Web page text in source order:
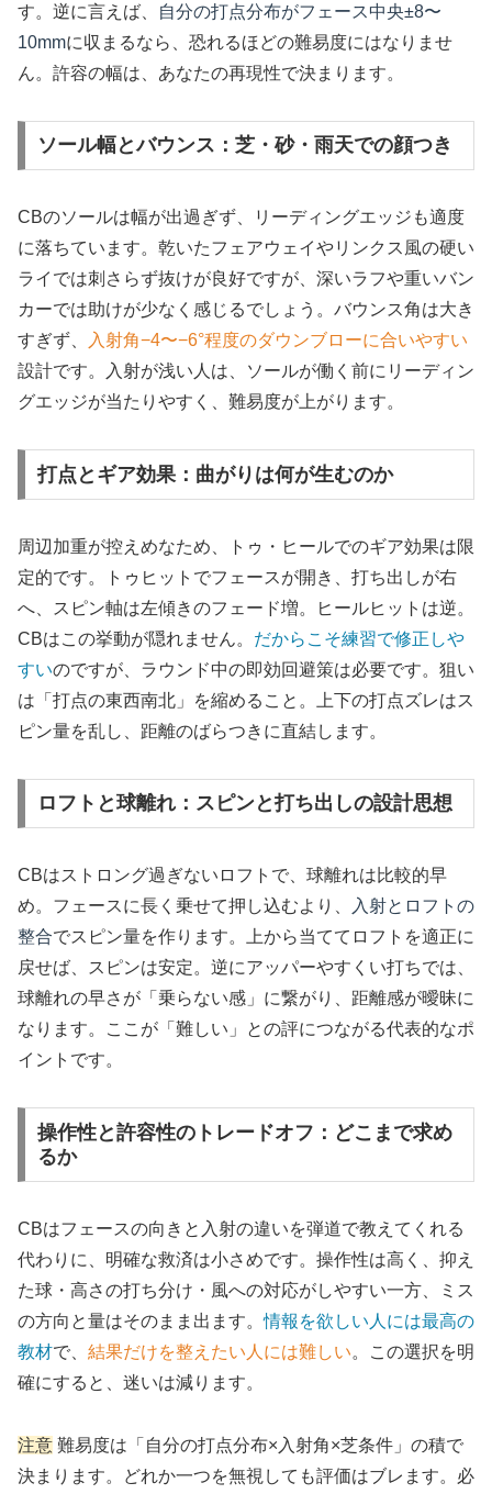
す。逆に言えば、
自分の打点分布がフェース中央±8〜
10mmに収まるなら、恐れるほどの難易度にはなりませ
ん。許容の幅は、あなたの再現性で決まります。
ソール幅とバウンス：芝・砂・雨天での顔つき
CBのソールは幅が出過ぎず、リーディングエッジも適度
に落ちています。乾いたフェアウェイやリンクス風の硬い
ライでは刺さらず抜けが良好ですが、深いラフや重いバン
カーでは助けが少なく感じるでしょう。バウンス角は大き
すぎず、
入射角−4〜−6°程度のダウンブローに合いやすい
設計です。入射が浅い人は、ソールが働く前にリーディン
グエッジが当たりやすく、難易度が上がります。
打点とギア効果：曲がりは何が生むのか
周辺加重が控えめなため、トゥ・ヒールでのギア効果は限
定的です。トゥヒットでフェースが開き、打ち出しが右
へ、スピン軸は左傾きのフェード増。ヒールヒットは逆。
CBはこの挙動が隠れません。 だからこそ練習で修正しや
すいのですが、ラウンド中の即効回避策は必要です。狙い
は「打点の東西南北」を縮めること。上下の打点ズレはス
ピン量を乱し、距離のばらつきに直結します。
ロフトと球離れ：スピンと打ち出しの設計思想
CBはストロング過ぎないロフトで、球離れは比較的早
め。フェースに長く乗せて押し込むより、
入射とロフトの
整合でスピン量を作ります。上から当ててロフトを適正に
戻せば、スピンは安定。逆にアッパーやすくい打ちでは、
球離れの早さが「乗らない感」に繋がり、距離感が曖昧に
なります。ここが「難しい」との評につながる代表的なポ
イントです。
操作性と許容性のトレードオフ：どこまで求め
るか
CBはフェースの向きと入射の違いを弾道で教えてくれる
代わりに、明確な救済は小さめです。操作性は高く、抑え
た球・高さの打ち分け・風への対応がしやすい一方、ミス
の方向と量はそのまま出ます。情報を欲しい人には最高の
教材で、 結果だけを整えたい人には難しい。この選択を明
確にすると、迷いは減ります。
注意 難易度は「自分の打点分布×入射角×芝条件」の積で
決まります。どれか一つを無視しても評価はブレます。必